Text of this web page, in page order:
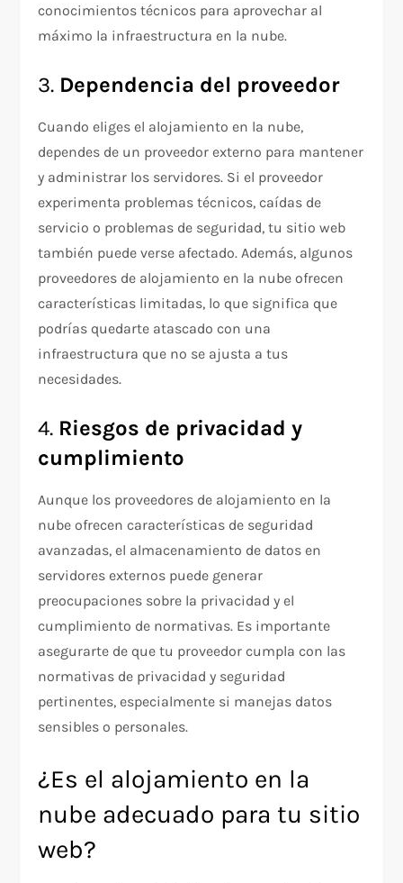
conocimientos técnicos para aprovechar al
máximo la infraestructura en la nube.
3. Dependencia del proveedor
Cuando eliges el alojamiento en la nube,
dependes de un proveedor externo para mantener
y administrar los servidores. Si el proveedor
experimenta problemas técnicos, caídas de
servicio o problemas de seguridad, tu sitio web
también puede verse afectado. Además, algunos
proveedores de alojamiento en la nube ofrecen
características limitadas, lo que significa que
podrías quedarte atascado con una
infraestructura que no se ajusta a tus
necesidades.
4. Riesgos de privacidad y
cumplimiento
Aunque los proveedores de alojamiento en la
nube ofrecen características de seguridad
avanzadas, el almacenamiento de datos en
servidores externos puede generar
preocupaciones sobre la privacidad y el
cumplimiento de normativas. Es importante
asegurarte de que tu proveedor cumpla con las
normativas de privacidad y seguridad
pertinentes, especialmente si manejas datos
sensibles o personales.
¿Es el alojamiento en la
nube adecuado para tu sitio
web?